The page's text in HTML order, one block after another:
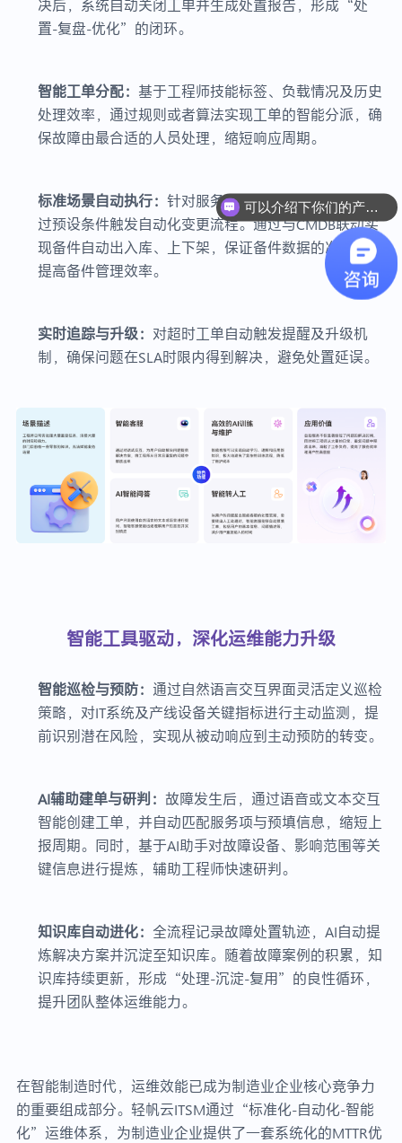
决后，系统自动关闭工单并生成处置报告，形成“处
置-复盘-优化”的闭环。
智能工单分配： 基于工程师技能标签、负载情况及历史
处理效率，通过规则或者算法实现工单的智能分派，确
保故障由最合适的人员处理，缩短响应周期。
标准场景自动执行： 针对服务器重启等标准化操作，通
过预设条件触发自动化变更流程。通过与CMDB联动实
现备件自动出入库、上下架，保证备件数据的准确性、
提高备件管理效率。
实时追踪与升级： 对超时工单自动触发提醒及升级机
制，确保问题在SLA时限内得到解决，避免处置延误。
智能工具驱动，深化运维能力升级
智能巡检与预防： 通过自然语言交互界面灵活定义巡检
策略，对IT系统及产线设备关键指标进行主动监测，提
前识别潜在风险，实现从被动响应到主动预防的转变。
AI辅助建单与研判： 故障发生后，通过语音或文本交互
智能创建工单，并自动匹配服务项与预填信息，缩短上
报周期。同时，基于AI助手对故障设备、影响范围等关
键信息进行提炼，辅助工程师快速研判。
知识库自动进化： 全流程记录故障处置轨迹，AI自动提
炼解决方案并沉淀至知识库。随着故障案例的积累，知
识库持续更新，形成“处理-沉淀-复用”的良性循环，
提升团队整体运维能力。
在智能制造时代，运维效能已成为制造业企业核心竞争力
的重要组成部分。轻帆云ITSM通过“标准化-自动化-智能
化”运维体系，为制造业企业提供了一套系统化的MTTR优
可以介绍下你们的产品么？